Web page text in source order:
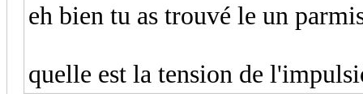
eh bien tu as trouvé le un
quelle est la tension de